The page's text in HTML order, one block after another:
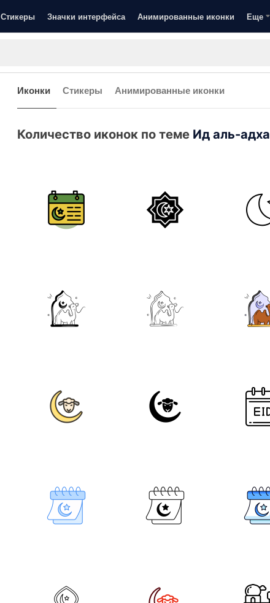
Стикеры Значки интерфейса Анимированные иконки Еще
Иконки Стикеры Анимированные иконки
Количество иконок по теме Ид аль-адха